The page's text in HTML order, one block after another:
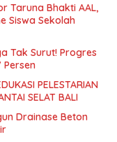
Taruna Bhakti AAL,
Siswa Sekolah
Tak Surut! Progres
PELESTARIAN
SELAT BALI
Drainase Beton